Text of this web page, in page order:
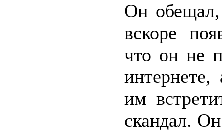
Он
вскоре
что он не
интернете,
им
скандал.